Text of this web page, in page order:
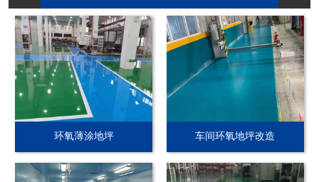
环氧薄涂地坪 车间环氧地坪改造